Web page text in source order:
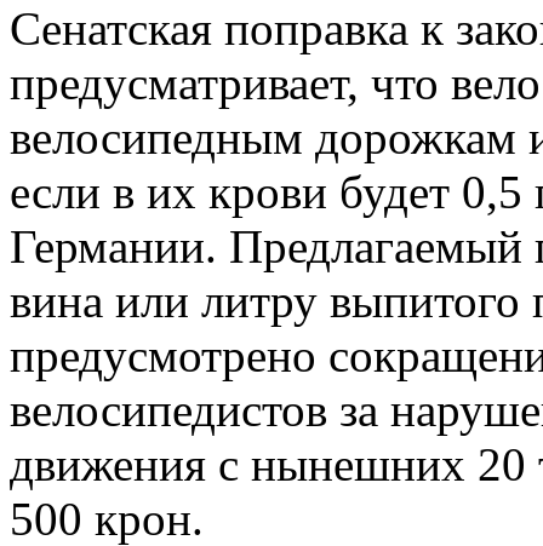
Сенатская поправка к
предусматривает, что
велосипедным дорожкам
если в их крови будет 0,5
Германии. Предлагаемый
вина или литру выпитого
предусмотрено
велосипедистов за
движения с нынешних 20
500 крон.